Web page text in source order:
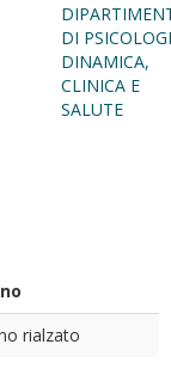
DI
DINAMICA,
CLINICA E
SALUTE
rialzato